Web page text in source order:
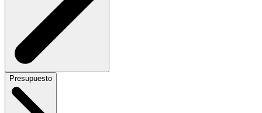
Presupuesto